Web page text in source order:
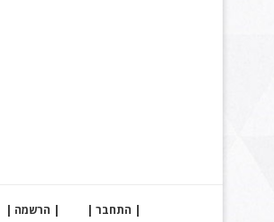
| התחבר | | הרשמה |